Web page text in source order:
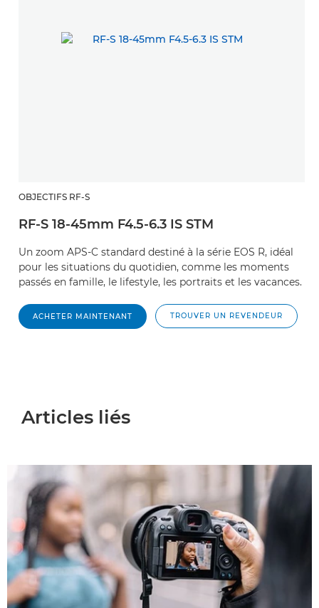
OBJECTIFS RF-S
RF-S 18-45mm F4.5-6.3 IS STM
Un zoom APS-C standard destiné à la série EOS R, idéal
pour les situations du quotidien, comme les moments
passés en famille, le lifestyle, les portraits et les vacances.
ACHETER MAINTENANT TROUVER UN REVENDEUR
Articles liés